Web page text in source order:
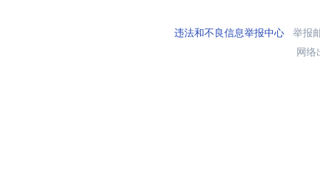
违法和不良信息举报中心举报
网